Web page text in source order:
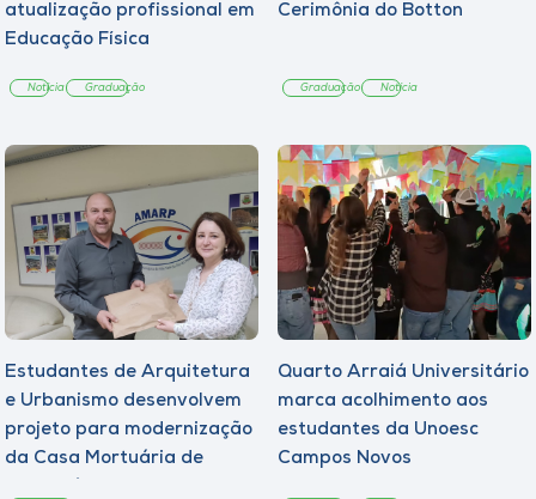
atualização profissional em
Educação Física
Notícia Graduação
Cerimônia do Botton
Graduação Notícia
Estudantes de Arquitetura
e Urbanismo desenvolvem
projeto para modernização
da Casa Mortuária de
Quarto Arraiá Universitário
marca acolhimento aos
estudantes da Unoesc
Campos Novos